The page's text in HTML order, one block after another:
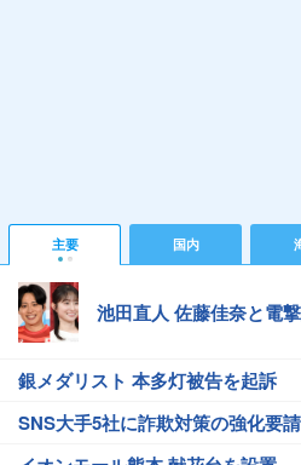
主要 国内
池田直人 佐藤佳奈と電
銀メダリスト 本多灯被告を起訴
SNS大手5社に詐欺対策の強化要請